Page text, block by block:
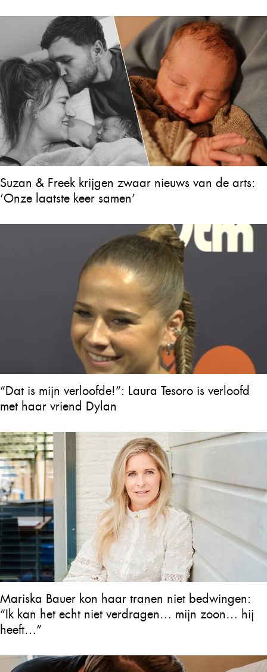
achterlaat
Suzan & Freek krijgen zwaar nieuws van de arts:
‘Onze laatste keer samen’
“Dat is mijn verloofde!”: Laura Tesoro is verloofd
met haar vriend Dylan
Mariska Bauer kon haar tranen niet bedwingen:
“Ik kan het echt niet verdragen… mijn zoon… hij
heeft…”